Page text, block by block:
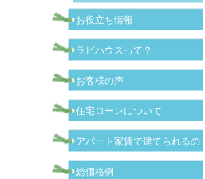
お役立ち情報
ラビハウスって？
お客様の声
住宅ローンについて
アパート家賃で建てられるの？
総価格例